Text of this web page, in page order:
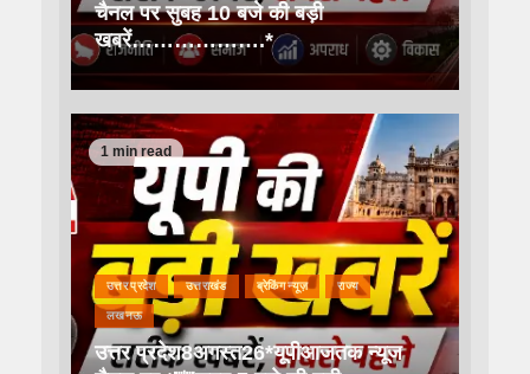
चैनल पर सुबह 10 बजे की बड़ी
खबरें……………….*
1 min read
उत्तर प्रदेश उत्तराखंड ब्रेकिंग न्यूज़ राज्य
लखनऊ
उत्तर प्रदेश8अगस्त26*यूपीआजतक न्यूज